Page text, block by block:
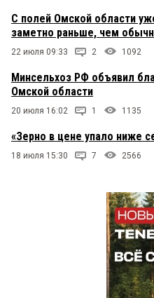
С полей Омской области
заметно раньше, чем
22 июля 09:33 2 1092
Минсельхоз РФ объявил
Омской области
20 июля 16:02 1 1135
«Зерно в цене упало ниже
18 июля 15:30 7 2566